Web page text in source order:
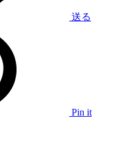
送る
Pin it